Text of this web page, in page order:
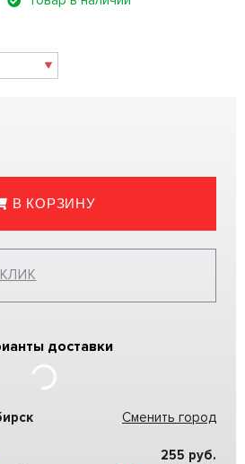
В КОРЗИНУ
доставки
Сменить город
255 руб.